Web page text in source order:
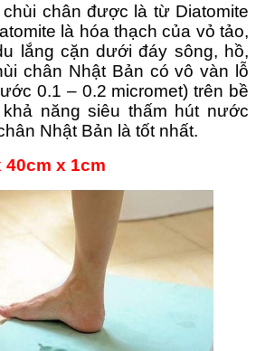
chân được là từ Diatomite
là hóa thạch của vỏ tảo,
lắng cặn dưới đáy sông, hồ,
chân Nhật Bản có vô vàn lỗ
0.1 – 0.2 micromet) trên bề
năng siêu thấm hút nước
Nhật Bản là tốt nhất.
40cm x 1cm